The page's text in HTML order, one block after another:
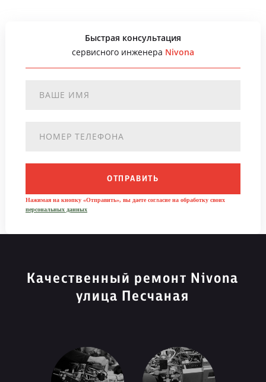
Быстрая консультация
сервисного инженера Nivona
ОТПРАВИТЬ
Нажимая на кнопку «Отправить», вы даете согласие на обработку своих
персональных данных
Качественный ремонт Nivona
улица Песчаная